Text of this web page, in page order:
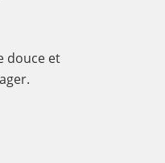
douce et